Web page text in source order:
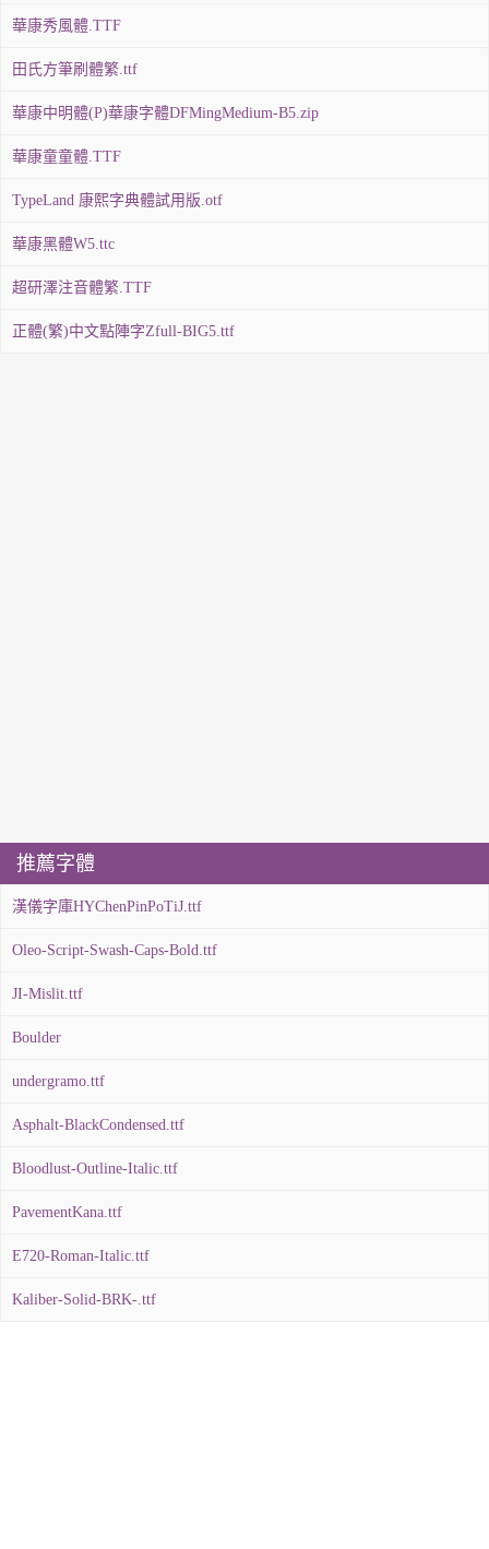
華康秀風體.TTF
田氏方筆刷體繁.ttf
華康中明體(P)華康字體DFMingMedium-B5.zip
華康童童體.TTF
TypeLand 康熙字典體試用版.otf
華康黑體W5.ttc
超研澤注音體繁.TTF
正體(繁)中文點陣字Zfull-BIG5.ttf
推薦字體
漢儀字庫HYChenPinPoTiJ.ttf
Oleo-Script-Swash-Caps-Bold.ttf
JI-Mislit.ttf
Boulder
undergramo.ttf
Asphalt-BlackCondensed.ttf
Bloodlust-Outline-Italic.ttf
PavementKana.ttf
E720-Roman-Italic.ttf
Kaliber-Solid-BRK-.ttf